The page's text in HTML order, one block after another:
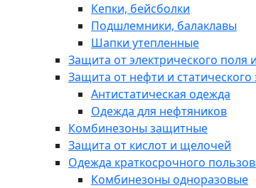
Кепки, бейсболки
Подшлемники, балаклавы
Шапки утепленные
Защита от электрического поля
Защита от нефти и статического
Антистатическая одежда
Одежда для нефтяников
Комбинезоны защитные
Защита от кислот и щелочей
Одежда краткосрочного
Комбинезоны одноразовые